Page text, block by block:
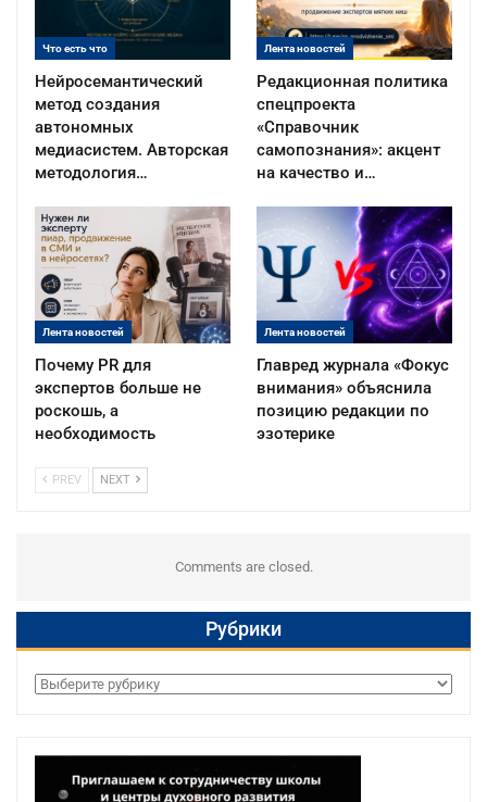
Что есть что
Нейросемантический
метод создания
автономных
медиасистем. Авторская
методология…
Лента новостей
Редакционная политика
спецпроекта
«Справочник
самопознания»: акцент
на качество и…
Лента новостей
Почему PR для
экспертов больше не
роскошь, а
необходимость
Лента новостей
Главред журнала «Фокус
внимания» объяснила
позицию редакции по
эзотерике
PREV NEXT
Comments are closed.
Рубрики
Рубрики